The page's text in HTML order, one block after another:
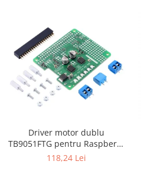
Filament Premium PLA 1.75 mm
Filamente Speciale
Prusa I3 DIY Kit
Carti
Pentru Incepatori
Pentru Incepatori
Driver motor dublu
TB9051FTG pentru Raspberry
Pi (kit partial)
118,24 Lei